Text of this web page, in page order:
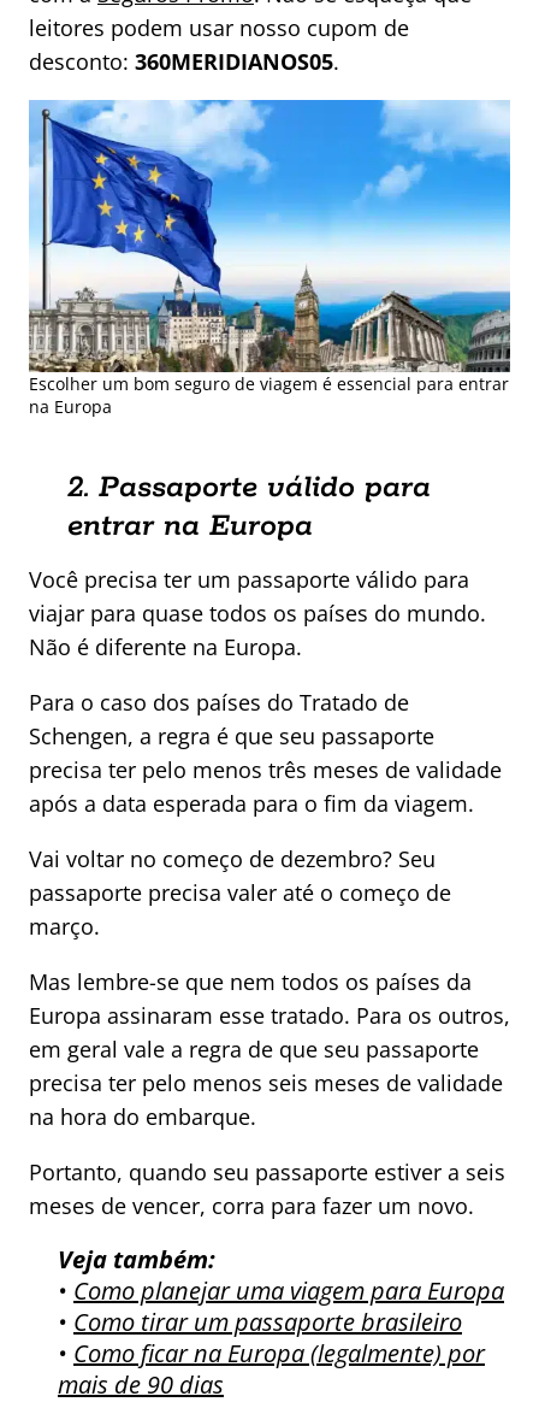
leitores podem usar nosso cupom de
desconto: 360MERIDIANOS05.
Escolher um bom seguro de viagem é essencial para entrar
na Europa
2. Passaporte válido para
entrar na Europa
Você precisa ter um passaporte válido para
viajar para quase todos os países do mundo.
Não é diferente na Europa.
Para o caso dos países do Tratado de
Schengen, a regra é que seu passaporte
precisa ter pelo menos três meses de validade
após a data esperada para o fim da viagem.
Vai voltar no começo de dezembro? Seu
passaporte precisa valer até o começo de
março.
Mas lembre-se que nem todos os países da
Europa assinaram esse tratado. Para os outros,
em geral vale a regra de que seu passaporte
precisa ter pelo menos seis meses de validade
na hora do embarque.
Portanto, quando seu passaporte estiver a seis
meses de vencer, corra para fazer um novo.
Veja também:
• Como planejar uma viagem para Europa
• Como tirar um passaporte brasileiro
• Como ficar na Europa (legalmente) por
mais de 90 dias